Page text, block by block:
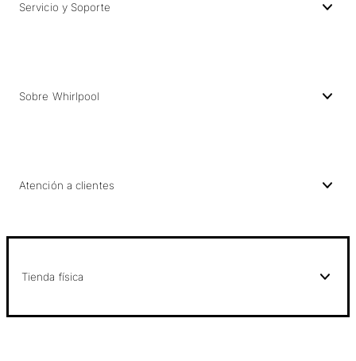
Servicio y Soporte
Sobre Whirlpool
Atención a clientes
Tienda física